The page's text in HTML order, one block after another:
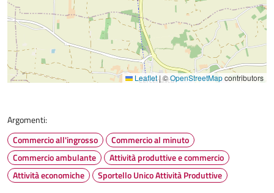
Leaflet|©OpenStreetMapcontributors
Argomenti:
Commercio all'ingrosso
Commercio al minuto
Commercio ambulante
Attività produttive e commercio
Attività economiche
Sportello Unico Attività Produttive